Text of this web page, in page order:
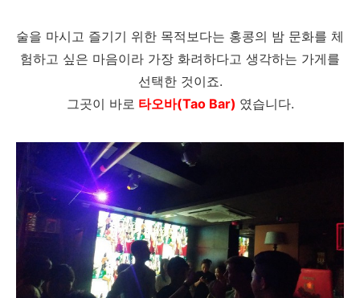
술을 마시고 즐기기 위한 목적보다는 홍콩의 밤 문화를 체
험하고 싶은 마음이라 가장 화려하다고 생각하는 가게를
선택한 것이죠.
그곳이 바로 타오바(Tao Bar) 였습니다.